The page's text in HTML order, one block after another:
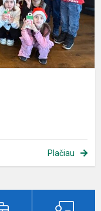
Plačiau